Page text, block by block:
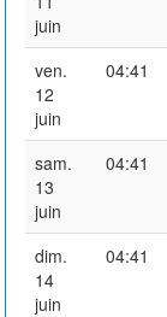
juin
ven.
12
juin
04:41
sam.
13
juin
04:41
dim.
14
juin
04:41